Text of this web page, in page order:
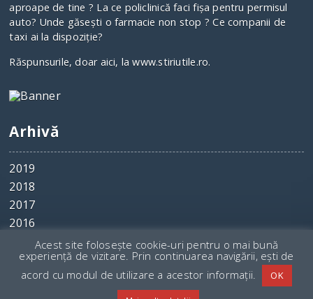
aproape de tine ? La ce policlinică faci fişa pentru permisul
auto? Unde găseşti o farmacie non stop ? Ce companii de
taxi ai la dispoziţie?
Răspunsurile, doar aici, la www.stiriutile.ro.
Arhivă
2019
2018
2017
2016
Stiri Utile. Toate drepturile rezervate
Acest site folosește cookie-uri pentru o mai bună
experiență de vizitare. Prin continuarea navigării, ești de
acord cu modul de utilizare a acestor informații.
OK